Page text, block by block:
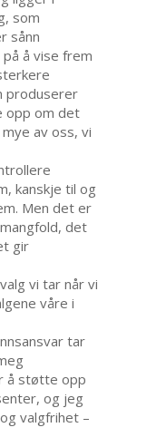
som
sånn
å vise frem
produserer
opp om det
av oss, vi
kanskje til og
Men det er
det
gir
vi tar når vi
våre i
tar
å støtte opp
og jeg
valgfrihet –